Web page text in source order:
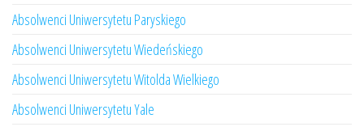
Absolwenci Uniwersytetu Paryskiego
Absolwenci Uniwersytetu Wiedeńskiego
Absolwenci Uniwersytetu Witolda Wielkiego
Absolwenci Uniwersytetu Yale